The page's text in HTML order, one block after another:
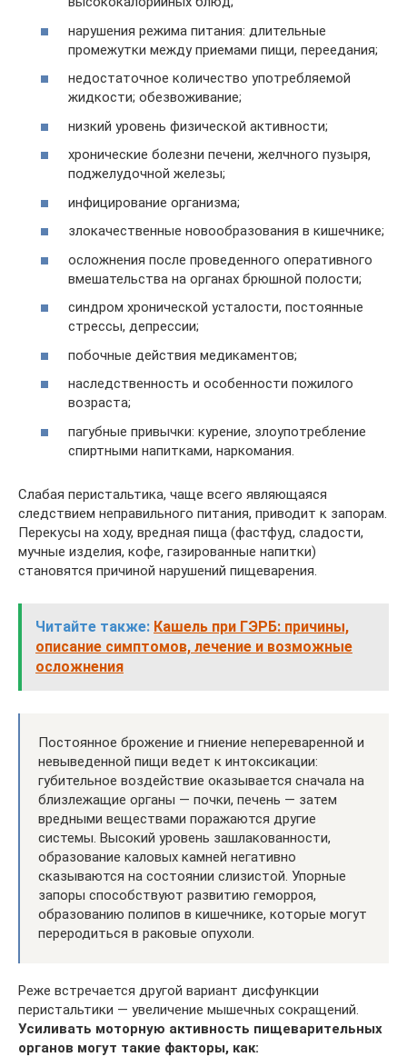
нарушения режима питания: длительные
промежутки между приемами пищи, переедания;
недостаточное количество употребляемой
жидкости; обезвоживание;
низкий уровень физической активности;
хронические болезни печени, желчного пузыря,
поджелудочной железы;
инфицирование организма;
злокачественные новообразования в кишечнике;
осложнения после проведенного оперативного
вмешательства на органах брюшной полости;
синдром хронической усталости, постоянные
стрессы, депрессии;
побочные действия медикаментов;
наследственность и особенности пожилого
возраста;
пагубные привычки: курение, злоупотребление
спиртными напитками, наркомания.
Слабая перистальтика, чаще всего являющаяся
следствием неправильного питания, приводит к запорам.
Перекусы на ходу, вредная пища (фастфуд, сладости,
мучные изделия, кофе, газированные напитки)
становятся причиной нарушений пищеварения.
Читайте также: Кашель при ГЭРБ: причины,
описание симптомов, лечение и возможные
осложнения
Постоянное брожение и гниение непереваренной и
невыведенной пищи ведет к интоксикации:
губительное воздействие оказывается сначала на
близлежащие органы — почки, печень — затем
вредными веществами поражаются другие
системы. Высокий уровень зашлакованности,
образование каловых камней негативно
сказываются на состоянии слизистой. Упорные
запоры способствуют развитию геморроя,
образованию полипов в кишечнике, которые могут
переродиться в раковые опухоли.
Реже встречается другой вариант дисфункции
перистальтики — увеличение мышечных сокращений.
Усиливать моторную активность пищеварительных
органов могут такие факторы, как: